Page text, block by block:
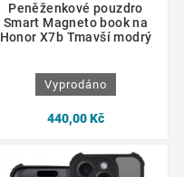
Peněženkové pouzdro
Smart Magneto book na
Honor X7b Tmavší modrý
Vyprodáno
440,00 Kč